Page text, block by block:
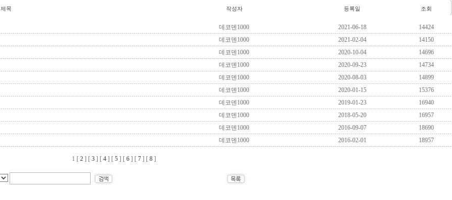
제목 작성자 등록일 조회
데코덴1000 2021-06-18
14424
데코덴1000 2021-02-04
14150
데코덴1000 2020-10-04
14696
데코덴1000 2020-09-23
14734
데코덴1000 2020-08-03
14899
데코덴1000 2020-01-15
15376
데코덴1000 2019-01-23
16940
데코덴1000 2018-05-20
16957
데코덴1000 2016-09-07
18690
데코덴1000 2016-02-01 18957
1 [ 2] [ 3] [ 4] [ 5] [ 6] [ 7] [ 8]